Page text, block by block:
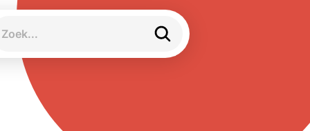
meJane